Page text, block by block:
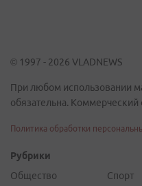
© 1997 - 2026 VLADNEWS
При любом использовании
обязательна. Коммерческий
Политика обработки
Рубрики
Общество
Спорт